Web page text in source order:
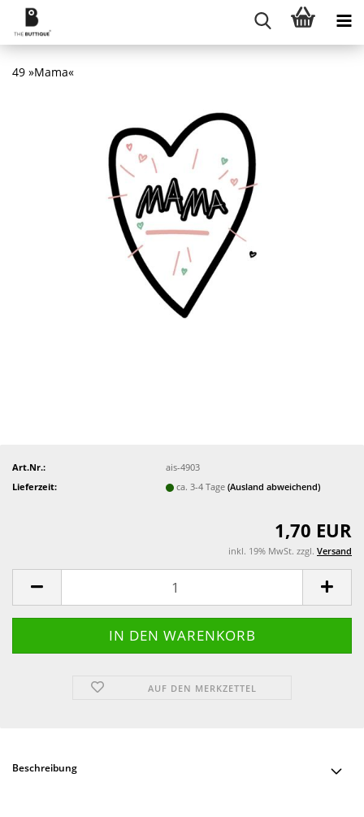
49 »Mama«
Art.Nr.:
ais-4903
Lieferzeit:
ca. 3-4 Tage(Ausland abweichend)
1,70 EUR
inkl. 19% MwSt. zzgl. Versand
AUF DEN MERKZETTEL
Beschreibung